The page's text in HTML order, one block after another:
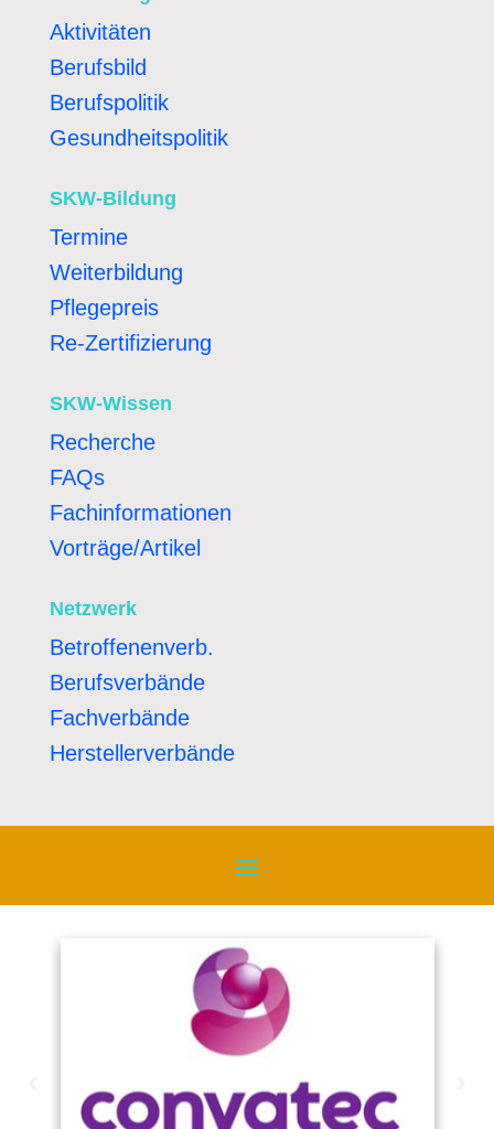
Aktivitäten
Berufsbild
Berufspolitik
Gesundheitspolitik
SKW-Bildung
Termine
Weiterbildung
Pflegepreis
Re-Zertifizierung
SKW-Wissen
Recherche
FAQs
Fachinformationen
Vorträge/Artikel
Netzwerk
Betroffenenverb.
Berufsverbände
Fachverbände
Herstellerverbände